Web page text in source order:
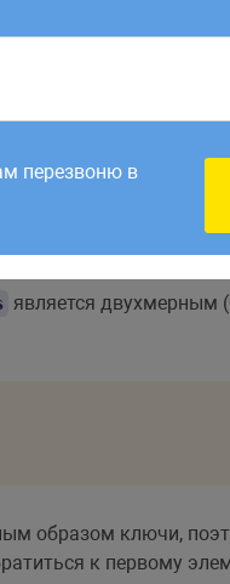
является двухмерным
образом ключи,
к первому
перезвоню в